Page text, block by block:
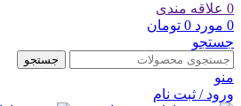
0 علاقه مندی
0 مورد 0 تومان
جستجو
جستجو
منو
ورود / ثبت نام